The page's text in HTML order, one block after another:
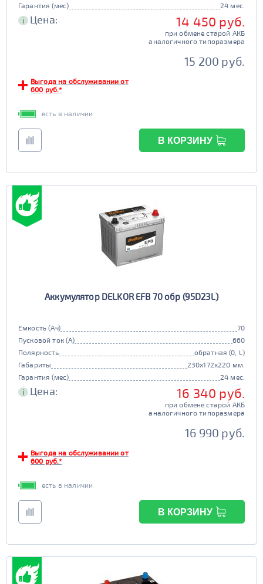
Гарантия (мес)
24 мес.
i Цена: 14 450 руб.
при обмене старой АКБ
аналогичного типоразмера
15 200 руб.
Выгода на обслуживании от
600 руб.*
есть в наличии
В КОРЗИНУ
Аккумулятор DELKOR EFB 70 обр (95D23L)
Емкость (Ач)
70
Пусковой ток (А)
660
Полярность
обратная (0, L)
Габариты
230x172x220 мм.
Гарантия (мес)
24 мес.
i Цена: 16 340 руб.
при обмене старой АКБ
аналогичного типоразмера
16 990 руб.
Выгода на обслуживании от
600 руб.*
есть в наличии
В КОРЗИНУ